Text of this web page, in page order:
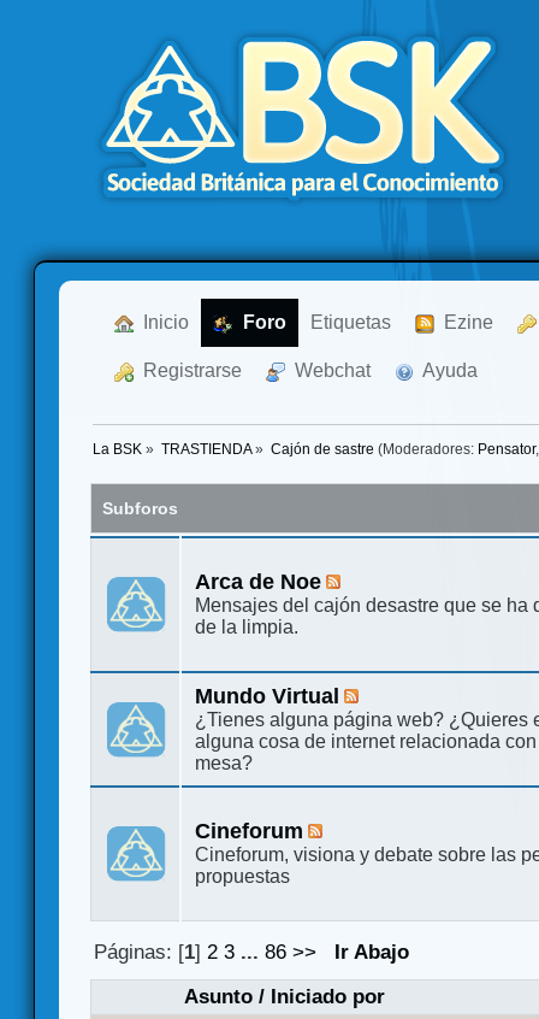
Inicio Foro Etiquetas Ezine
Registrarse Webchat Ayuda
La BSK » TRASTIENDA» Cajón de sastre (Moderadores: Pensator
Subforos
Arca de Noe
Mensajes del cajón desastre que se ha
de la limpia.
Mundo Virtual
¿Tienes alguna página web? ¿Quieres
alguna cosa de internet relacionada
mesa?
Cineforum
Cineforum, visiona y debate sobre las
propuestas
Páginas: [1]2 3 ...86 >>
Ir Abajo
Asunto/ Iniciado por